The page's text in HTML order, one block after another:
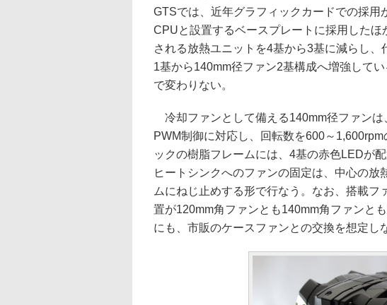
GTSでは、近年グラフィックカードでの採用
CPUと設置するベースプレートに採用した
される放熱ユニットを4基から3基に減らし
1基から140mm径ファン2基構成へ増強して
で変わりない。
冷却ファンとして備える140mm径ファンは
PWM制御に対応し、回転数を600～
ックの樹脂フレームには、4基の赤色LEDが
ヒートシンクへのファンの固定は、中心の放
ムにねじ止めする形で行なう。なお、搭載フ
置が120mm角ファンとも140mm角ファンと
にも、市販のケースファンとの交換を想定し